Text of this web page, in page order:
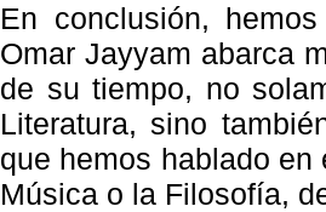
En conclusión,
Omar Jayyam abarca
de su tiempo, no
Literatura, sino
que hemos hablado
Música o la Filosofía,